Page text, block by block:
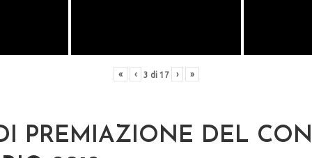
« ‹ 3 di 17 › »
PREMIAZIONE DEL